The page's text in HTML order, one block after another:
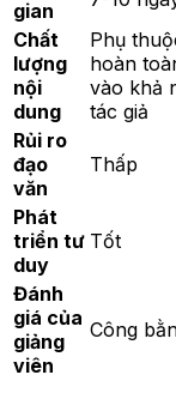
gian
Chất
lượng
nội
dung
Phụ
hoàn
vào khả
tác giả
Rủi ro
đạo
văn
Thấp
Phát
triển tư
duy
Tốt
Đánh
giá của
giảng
viên
Công